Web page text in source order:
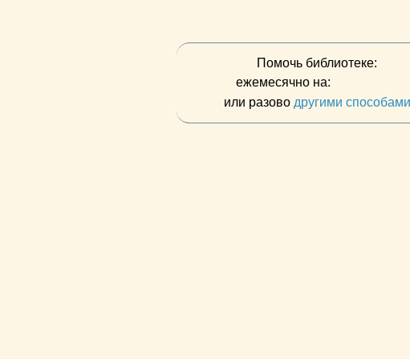
Помочь библиотеке:
ежемесячно на:
или разово другими способами